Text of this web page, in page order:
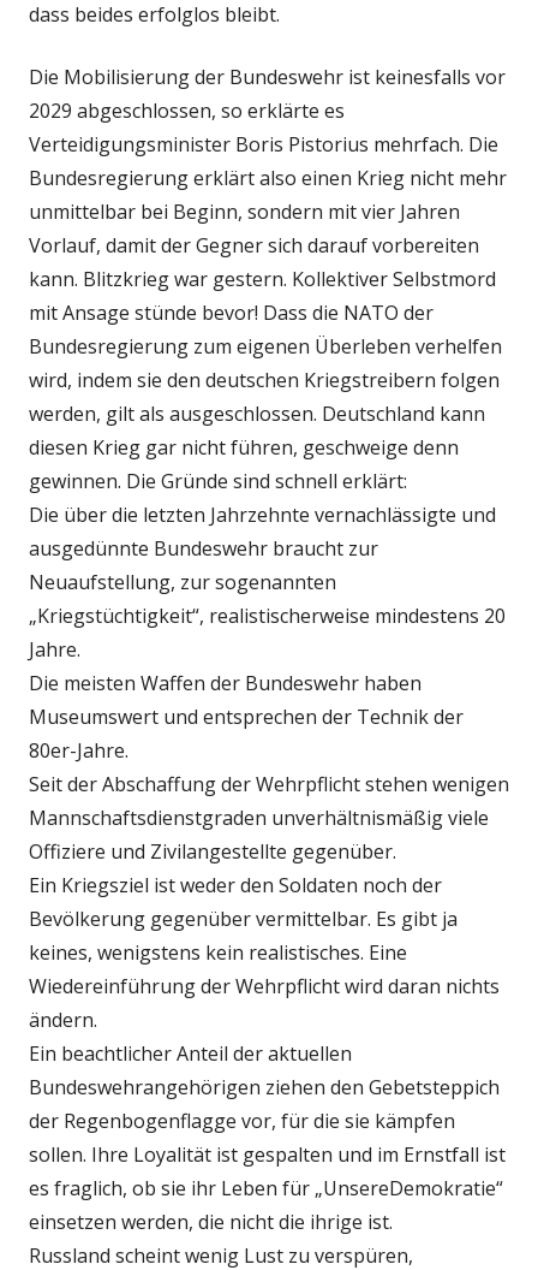
dass beides erfolglos bleibt.
Die Mobilisierung der Bundeswehr ist keinesfalls vor
2029 abgeschlossen, so erklärte es
Verteidigungsminister Boris Pistorius mehrfach. Die
Bundesregierung erklärt also einen Krieg nicht mehr
unmittelbar bei Beginn, sondern mit vier Jahren
Vorlauf, damit der Gegner sich darauf vorbereiten
kann. Blitzkrieg war gestern. Kollektiver Selbstmord
mit Ansage stünde bevor! Dass die NATO der
Bundesregierung zum eigenen Überleben verhelfen
wird, indem sie den deutschen Kriegstreibern folgen
werden, gilt als ausgeschlossen. Deutschland kann
diesen Krieg gar nicht führen, geschweige denn
gewinnen. Die Gründe sind schnell erklärt:
Die über die letzten Jahrzehnte vernachlässigte und
ausgedünnte Bundeswehr braucht zur
Neuaufstellung, zur sogenannten
„Kriegstüchtigkeit“, realistischerweise mindestens 20
Jahre.
Die meisten Waffen der Bundeswehr haben
Museumswert und entsprechen der Technik der
80er-Jahre.
Seit der Abschaffung der Wehrpflicht stehen wenigen
Mannschaftsdienstgraden unverhältnismäßig viele
Offiziere und Zivilangestellte gegenüber.
Ein Kriegsziel ist weder den Soldaten noch der
Bevölkerung gegenüber vermittelbar. Es gibt ja
keines, wenigstens kein realistisches. Eine
Wiedereinführung der Wehrpflicht wird daran nichts
ändern.
Ein beachtlicher Anteil der aktuellen
Bundeswehrangehörigen ziehen den Gebetsteppich
der Regenbogenflagge vor, für die sie kämpfen
sollen. Ihre Loyalität ist gespalten und im Ernstfall ist
es fraglich, ob sie ihr Leben für „UnsereDemokratie“
einsetzen werden, die nicht die ihrige ist.
Russland scheint wenig Lust zu verspüren,